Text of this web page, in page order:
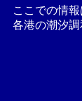
ここでの情
各港の潮汐